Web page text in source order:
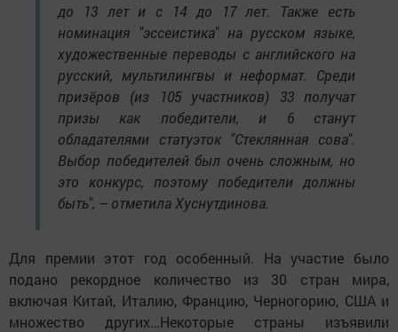
до 13 лет и с 14 до 17 лет. Также есть
номинация "эссеистика" на русском языке,
художественные переводы с английского на
русский, мультилингвы и неформат. Среди
призёров (из 105 участников) 33 получат
призы как победители, и 6 станут
обладателями статуэток "Стеклянная сова".
Выбор победителей был очень сложным, но
это конкурс, поэтому победители должны
быть", – отметила Хуснутдинова.
Для премии этот год особенный. На участие было
подано рекордное количество из 30 стран мира,
включая Китай, Италию, Францию, Черногорию, США и
множество других…Некоторые страны изъявили